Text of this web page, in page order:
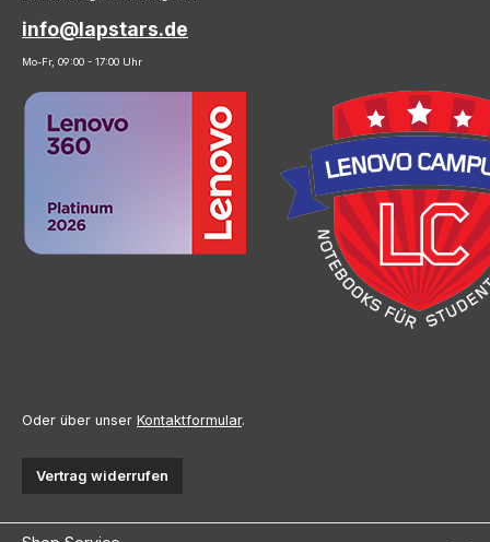
info@lapstars.de
Mo-Fr, 09:00 - 17:00 Uhr
Oder über unser Kontaktformular.
Vertrag widerrufen